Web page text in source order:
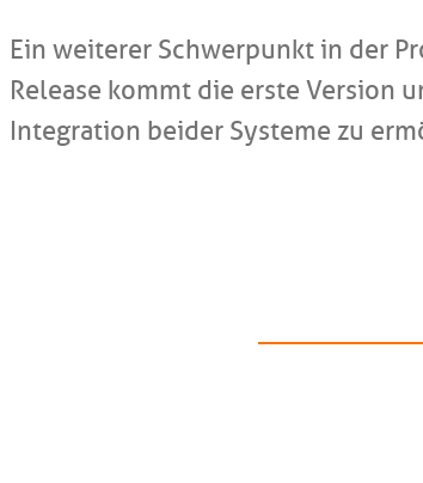
Ein weiterer Schwerpunkt in der
Release kommt die erste Version
Integration beider Systeme zu